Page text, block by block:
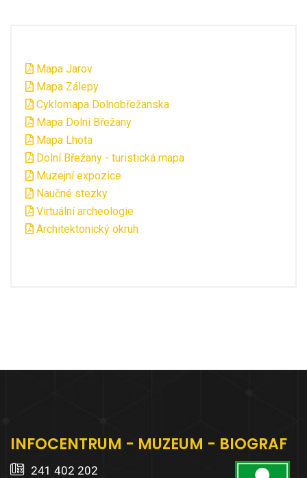
Mapa Jarov
Mapa Zálepy
Cyklomapa Dolnobřežanska
Mapa Dolní Břežany
Mapa Lhota
Dolní Břežany - turistická mapa
Muzejní expozice
Naučné stezky
Virtuální archeologie
Architektonický okruh
INFOCENTRUM - MUZEUM - BIOGRAF
241 402 202